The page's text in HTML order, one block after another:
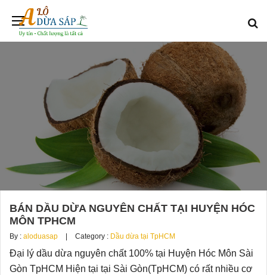
BÁN DẦU DỪA NGUYÊN CHẤT TẠI HUYỆN HÓC
MÔN TPHCM
By : aloduasap Category : Dầu dừa tại TpHCM
Đại lý dầu dừa nguyên chất 100% tại Huyện Hóc Môn Sài
Gòn TpHCM Hiện tại tại Sài Gòn(TpHCM) có rất nhiều cơ